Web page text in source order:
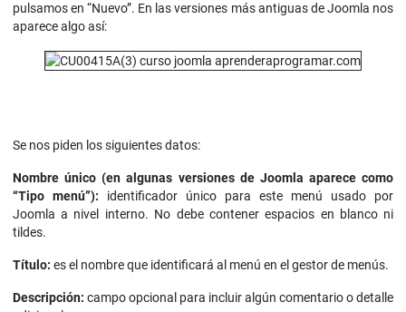
pulsamos en “Nuevo”. En las versiones más antiguas de Joomla nos
aparece algo así:
Se nos piden los siguientes datos:
Nombre único (en algunas versiones de Joomla aparece como
“Tipo menú”): identificador único para este menú usado por
Joomla a nivel interno. No debe contener espacios en blanco ni
tildes.
Título: es el nombre que identificará al menú en el gestor de menús.
Descripción: campo opcional para incluir algún comentario o detalle